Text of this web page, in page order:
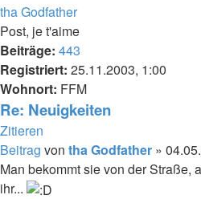
tha Godfather
Post, je t'aime
Beiträge: 443
Registriert: 25.11.2003, 1:00
Wohnort: FFM
Re: Neuigkeiten
Zitieren
Beitrag von tha Godfather »
Man bekommt sie von der Straße,
ihr...